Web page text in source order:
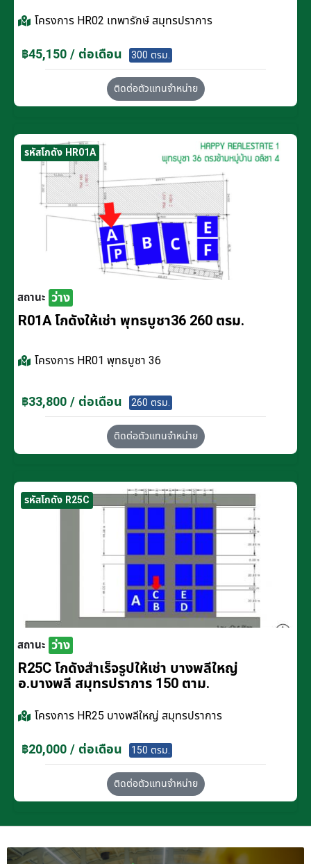
โครงการ HR02 เทพารักษ์ สมุทรปราการ
฿45,150 / ต่อเดือน 300 ตรม.
ติดต่อตัวแทนจำหน่าย
รหัสโกดัง HR01A
สถานะ ว่าง
R01A โกดังให้เช่า พุทธบูชา36 260 ตรม.
โครงการ HR01 พุทธบูชา 36
฿33,800 / ต่อเดือน 260 ตรม.
ติดต่อตัวแทนจำหน่าย
รหัสโกดัง R25C
สถานะ ว่าง
R25C โกดังสำเร็จรูปให้เช่า บางพลีใหญ่
อ.บางพลี สมุทรปราการ 150 ตาม.
โครงการ HR25 บางพลีใหญ่ สมุทรปราการ
฿20,000 / ต่อเดือน 150 ตรม.
ติดต่อตัวแทนจำหน่าย